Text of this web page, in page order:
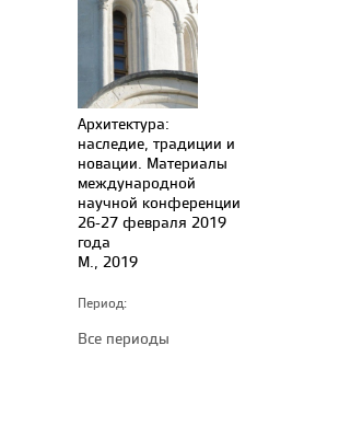
Архитектура:
наследие, традиции и
новации. Материалы
международной
научной конференции
26-27 февраля 2019
года
М., 2019
Период:
Все периоды